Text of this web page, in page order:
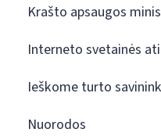
Krašto apsaugos
Interneto svetainės
Ieškome turto
Nuorodos